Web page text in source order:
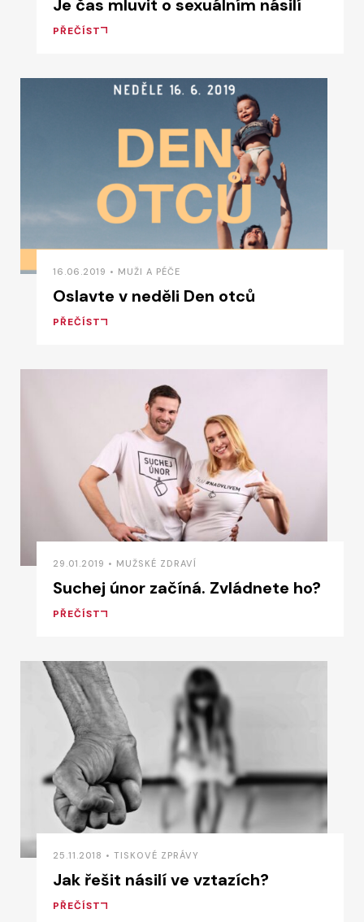
Je čas mluvit o sexuálním násilí
PŘEČÍST
16.06.2019 • MUŽI A PÉČE
Oslavte v neděli Den otců
PŘEČÍST
29.01.2019 • MUŽSKÉ ZDRAVÍ
Suchej únor začíná. Zvládnete ho?
PŘEČÍST
25.11.2018 • TISKOVÉ ZPRÁVY
Jak řešit násilí ve vztazích?
PŘEČÍST